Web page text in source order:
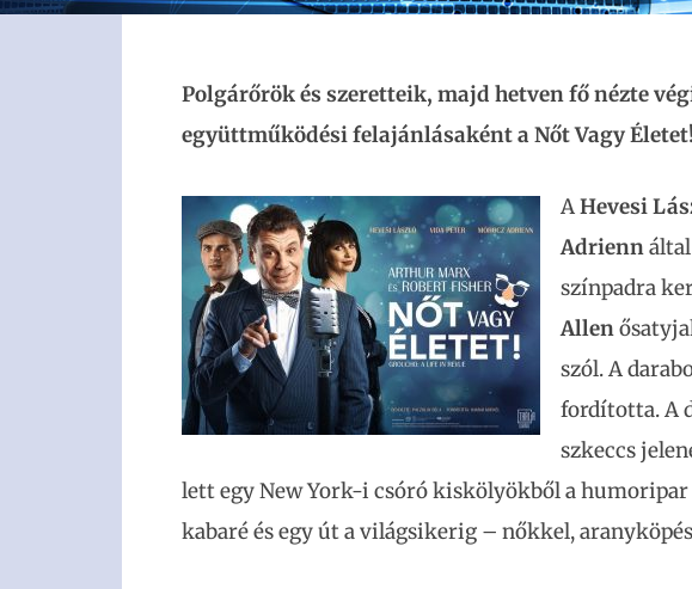
Polgárőrök és szeretteik, majd hetven fő nézte
együttműködési felajánlásaként a Nőt Vagy
AHevesi
Adrienn
színpadra
Allen
szól. A
fordította. A
szkeccs
lett egy New York-i csóró kiskölyökből a
kabaré és egy út a világsikerig – nőkkel,